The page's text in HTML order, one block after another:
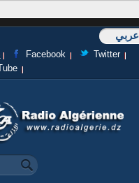
عربي
Facebook
Twitter
de recherche